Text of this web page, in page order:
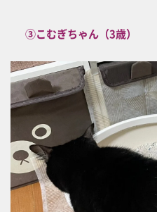
③こむぎちゃん（3歳）